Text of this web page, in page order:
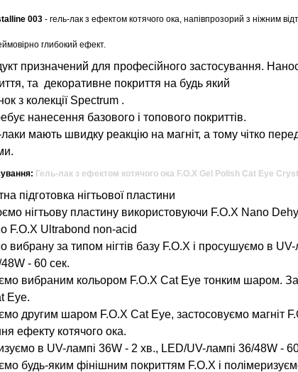
003 - гель-лак з ефектом котячого ока, напівпрозорий з ніжним
глибокий ефект.
призначений для професійного застосування.
та декоративне покриття на будь який
з колекції Spectrum .
нанесення базового і топового покриттів.
лаки мають швидку реакцію на магніт, а тому чітко
Гель-лак з ефектом котячого ока F.O.X Gel Polish Cat Eye
підготовка нігтьової пластини
нігтьову пластину використовуючи F.O.X Nano
F.O.X Ultrabond non-acid
вибрану за типом нігтів базу F.O.X і просушуємо в
- 60 сек.
вибраним кольором F.O.X Cat Eye тонким шаром.
Eye.
другим шаром F.O.X Cat Eye, застосовуємо магніт
ефекту котячого ока.
в UV-лампі 36W - 2 хв., LED/UV-лампі 36/48W -
будь-яким фінішним покриттям F.O.X і